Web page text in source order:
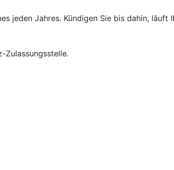
jeden Jahres. Kündigen Sie bis dahin, läuft
Zulassungsstelle.